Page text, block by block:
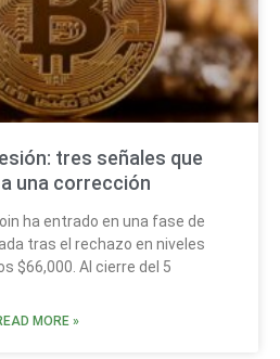
tres señales que
una corrección
ha entrado en una fase de
tras el rechazo en niveles
$66,000. Al cierre del 5
MORE »